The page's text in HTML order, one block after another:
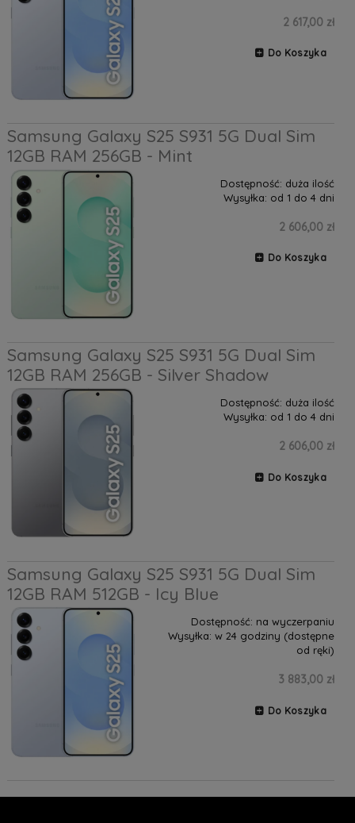
2 617,00 zł
Do Koszyka
Samsung Galaxy S25 S931 5G Dual Sim
12GB RAM 256GB - Mint
Dostępność: duża ilość
Wysyłka: od 1 do 4 dni
2 606,00 zł
Do Koszyka
Samsung Galaxy S25 S931 5G Dual Sim
12GB RAM 256GB - Silver Shadow
Dostępność: duża ilość
Wysyłka: od 1 do 4 dni
2 606,00 zł
Do Koszyka
Samsung Galaxy S25 S931 5G Dual Sim
12GB RAM 512GB - Icy Blue
Dostępność: na wyczerpaniu
Wysyłka: w 24 godziny (dostępne
od ręki)
3 883,00 zł
Do Koszyka